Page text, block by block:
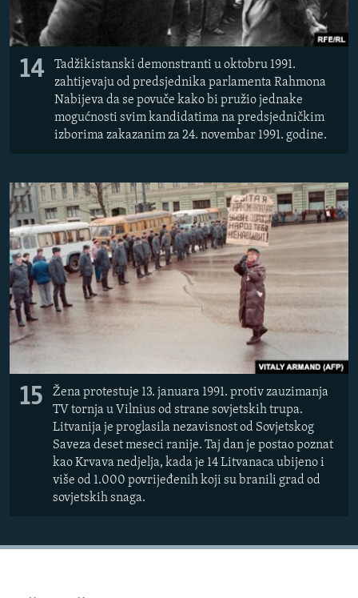
14
Tadžikistanski demonstranti u oktobru 1991.
zahtijevaju od predsjednika parlamenta Rahmona
Nabijeva da se povuče kako bi pružio jednake
mogućnosti svim kandidatima na predsjedničkim
izborima zakazanim za 24. novembar 1991. godine.
15
Žena protestuje 13. januara 1991. protiv zauzimanja
TV tornja u Vilnius od strane sovjetskih trupa.
Litvanija je proglasila nezavisnost od Sovjetskog
Saveza deset meseci ranije. Taj dan je postao poznat
kao Krvava nedjelja, kada je 14 Litvanaca ubijeno i
više od 1.000 povrijeđenih koji su branili grad od
sovjetskih snaga.